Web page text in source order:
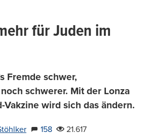
für Juden im
Fremde schwer,
schwerer. Mit der Lonza
Vakzine wird sich das ändern.
158
21.617